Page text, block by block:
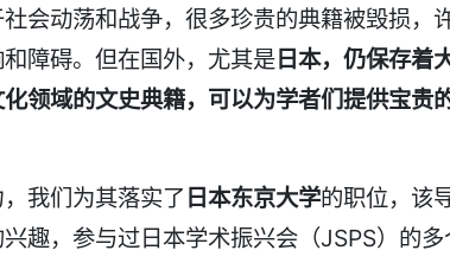
会动荡和战争，很多珍贵的典籍被毁损，
和障碍。但在国外，尤其是 日本，仍保存着
领域的文史典籍，可以为学者们提供宝贵
我们为其落实了 日本东京大学的职位，该
趣，参与过日本学术振兴会（JSPS）的